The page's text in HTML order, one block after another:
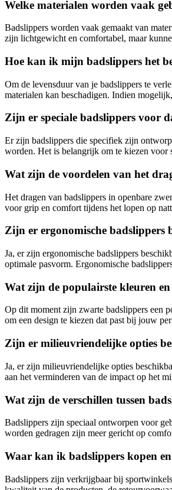
Welke materialen worden vaak
Badslippers worden vaak gemaakt van
zijn lichtgewicht en comfortabel, maar
Hoe kan ik mijn badslippers het
Om de levensduur van je badslippers te
materialen kan beschadigen. Indien
Zijn er speciale badslippers voor
Er zijn badslippers die specifiek zijn
worden. Het is belangrijk om te kiezen voor
Wat zijn de voordelen van het
Het dragen van badslippers in openbare
voor grip en comfort tijdens het lopen op
Zijn er ergonomische badslippers
Ja, er zijn ergonomische badslippers
optimale pasvorm. Ergonomische
Wat zijn de populairste kleuren
Op dit moment zijn zwarte badslippers een
om een design te kiezen dat past bij jouw
Zijn er milieuvriendelijke opties
Ja, er zijn milieuvriendelijke opties
aan het verminderen van de impact op het
Wat zijn de verschillen tussen
Badslippers zijn speciaal ontworpen voor
worden gedragen zijn meer gericht op
Waar kan ik badslippers kopen
Badslippers zijn verkrijgbaar bij